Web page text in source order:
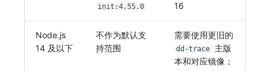
init:4.55.0
16
Node.js
14 及以下
不作为默认支
持范围
需要使用更旧的
dd-trace
主版
本和对应镜像；